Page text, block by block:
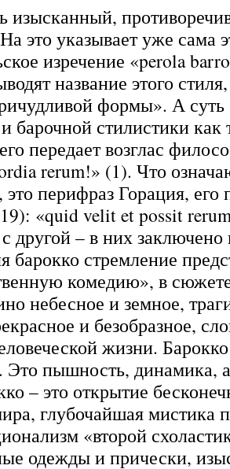
изысканный,
это указывает уже сама
изречение «perola
название этого
формы». А суть
барочной стилистики
передает возглас
rerum!» (1). Что
перифраз Горация, его
«quid velit et possit
другой – в них заключено
барокко стремление
комедию», в
небесное и земное,
и безобразное,
жизни.
пышность, динамика,
– это открытие
глубочайшая мистика
«второй
одежды и прически,